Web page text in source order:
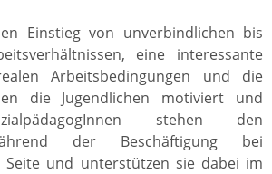
Einstieg von unverbindlichen bis
eine interessante
Arbeitsbedingungen und die
die Jugendlichen motiviert und
stehen den
der Beschäftigung bei
Seite und unterstützen sie dabei im